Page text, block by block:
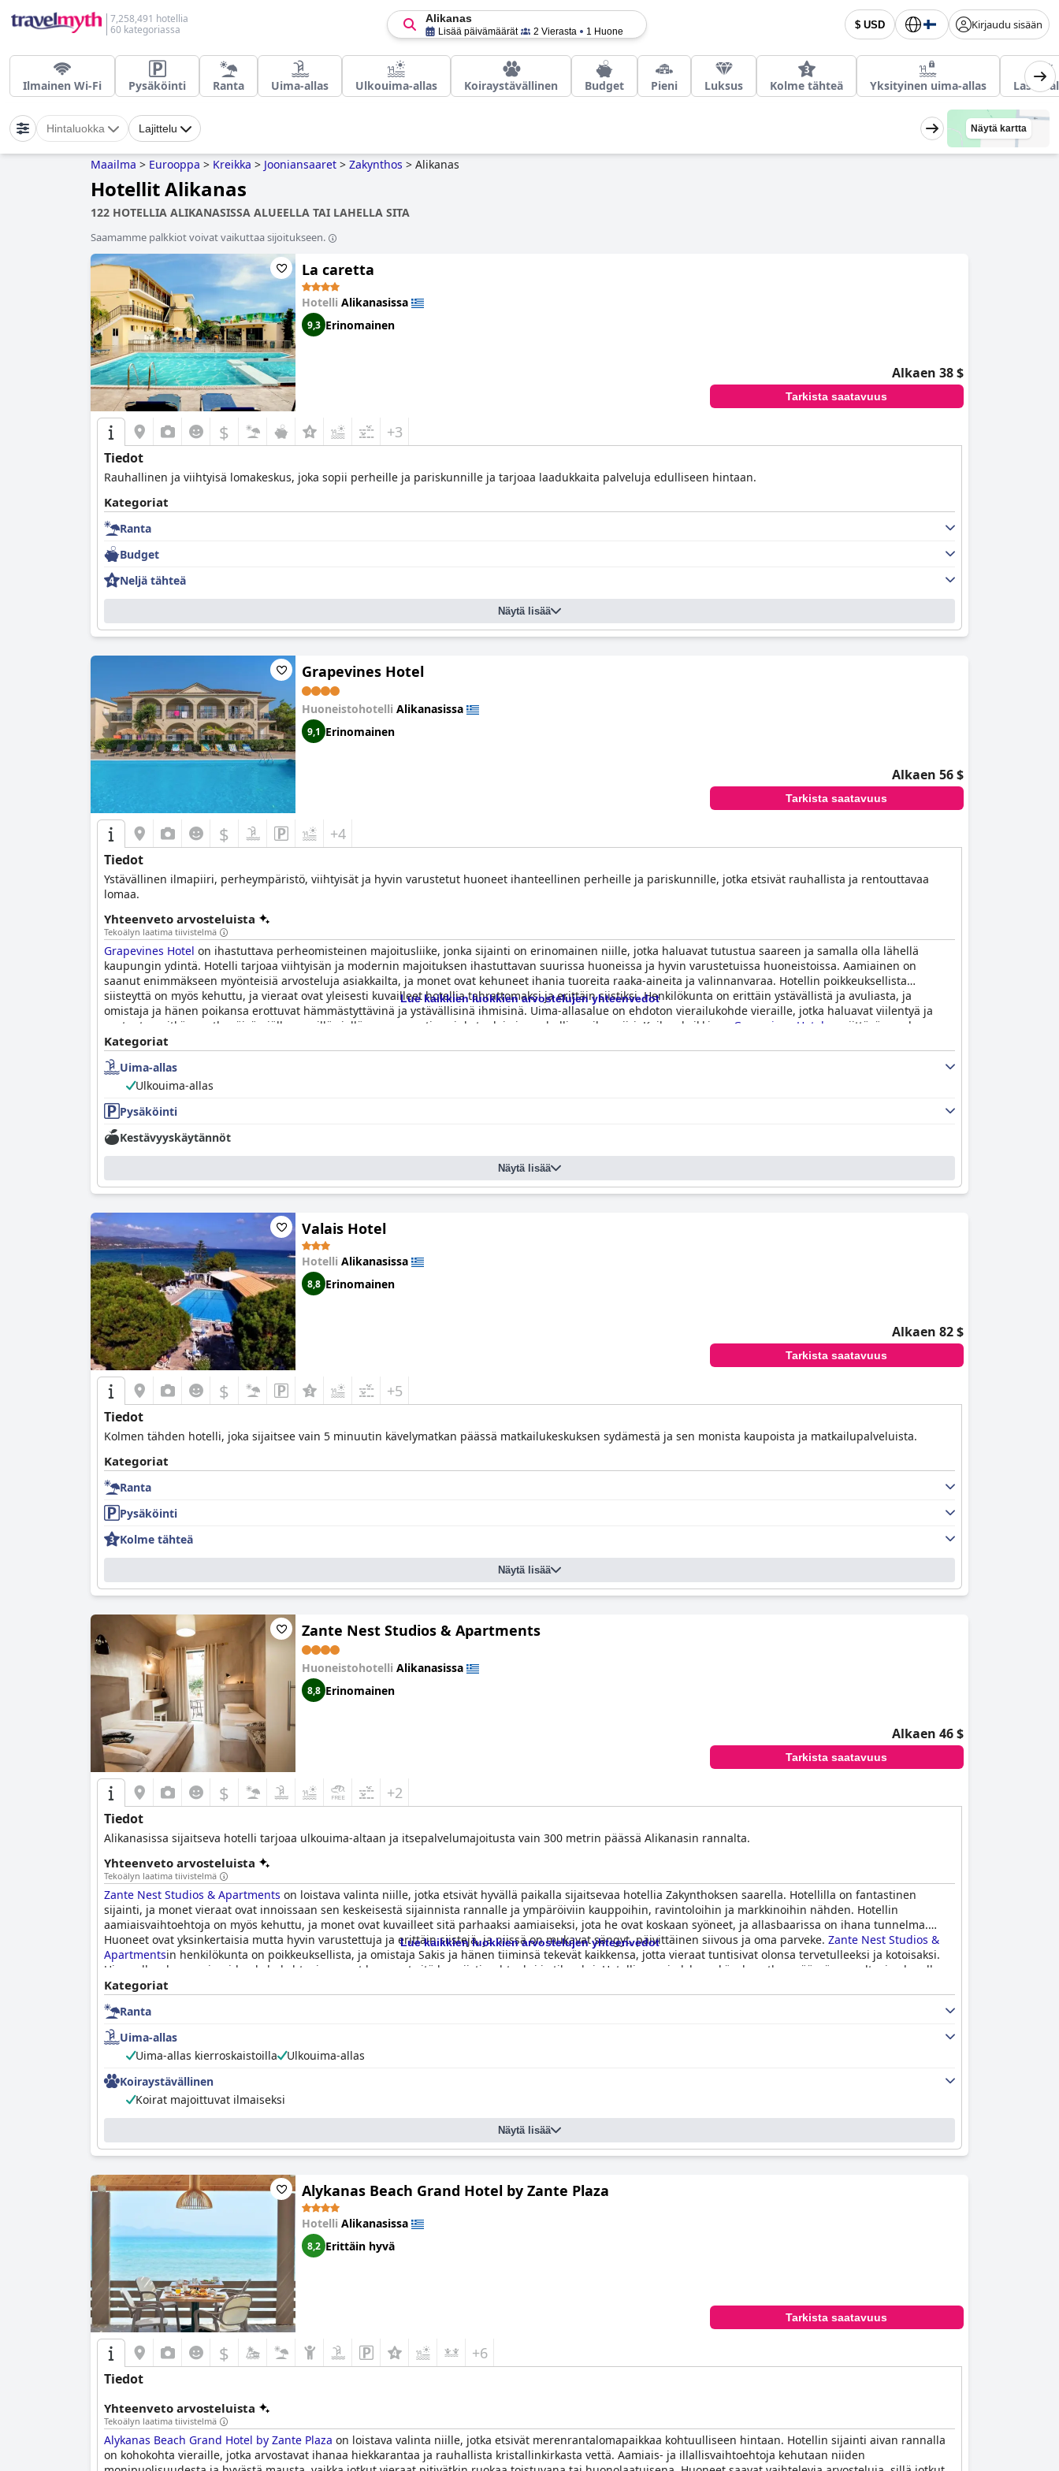
7,258,491 hotellia
60 kategoriassa
$ USD Kirjaudu sisään
Alikanas
Lisää päivämäärät 2 Vierasta 1 Huone
Ilmainen Wi-Fi Pysäköinti Ranta Uima-allas Ulkouima-allas Koiraystävällinen Budget Pieni Luksus Kolme tähteä Yksityinen uima-allas
Hintaluokka Lajittelu Näytä kartta
Maailma > Eurooppa > Kreikka > Jooniansaaret > Zakynthos > Alikanas
Hotellit Alikanas
122 HOTELLIA ALIKANASISSA ALUEELLA TAI LAHELLA SITA
Saamamme palkkiot voivat vaikuttaa sijoitukseen.
La caretta
Hotelli Alikanasissa
9,3 Erinomainen
Alkaen 38 $
Tarkista saatavuus
$ +3
Tiedot
Rauhallinen ja viihtyisä lomakeskus, joka sopii perheille ja pariskunnille ja tarjoaa laadukkaita palveluja edulliseen hintaan.
Kategoriat
Ranta
Budget
Neljä tähteä
Näytä lisää
Grapevines Hotel
Huoneistohotelli Alikanasissa
9,1 Erinomainen
Alkaen 56 $
Tarkista saatavuus
$ +4
Tiedot
Ystävällinen ilmapiiri, perheympäristö, viihtyisät ja hyvin varustetut huoneet ihanteellinen perheille ja pariskunnille, jotka etsivät rauhallista ja rentouttavaa
lomaa.
Yhteenveto arvosteluista
Tekoälyn laatima tiivistelmä
Grapevines Hotel on ihastuttava perheomisteinen majoitusliike, jonka sijainti on erinomainen niille, jotka haluavat tutustua saareen ja samalla olla lähellä
kaupungin ydintä. Hotelli tarjoaa viihtyisän ja modernin majoituksen ihastuttavan suurissa huoneissa ja hyvin varustetuissa huoneistoissa. Aamiainen on
saanut enimmäkseen myönteisiä arvosteluja asiakkailta, ja monet ovat kehuneet ihania tuoreita raaka-aineita ja valinnanvaraa. Hotellin poikkeuksellista
siisteyttä on myös kehuttu, ja vieraat ovat yleisesti kuvailleet hotellia tahrattomaksi ja erittäin siistiksi. Henkilökunta on erittäin ystävällistä ja avuliasta, ja
omistaja ja hänen poikansa erottuvat hämmästyttävinä ja ystävällisinä ihmisinä. Uima-allasalue on ehdoton vierailukohde vieraille, jotka haluavat viilentyä ja
rentoutua pitkän matkapäivän jälkeen, sillä siellä on runsaasti aurinkotuoleja ja rauhallinen ilmapiiri. Kaiken kaikkiaan
Grapevines Hotel on riittävän mukava
hotelli lyhytaikaista oleskelua varten kohtuullisilla hinnoilla ja mukavuuksilla, kuten uima-altaalla ja minikeittiöillä.
Lue kaikkien luokkien arvostelujen yhteenvedot
Kategoriat
Uima-allas
Ulkouima-allas
Pysäköinti
Kestävyyskäytännöt
Näytä lisää
Valais Hotel
Hotelli Alikanasissa
8,8 Erinomainen
Alkaen 82 $
Tarkista saatavuus
$ +5
Tiedot
Kolmen tähden hotelli, joka sijaitsee vain 5 minuutin kävelymatkan päässä matkailukeskuksen sydämestä ja sen monista kaupoista ja matkailupalveluista.
Kategoriat
Ranta
Pysäköinti
Kolme tähteä
Näytä lisää
Zante Nest Studios & Apartments
Huoneistohotelli Alikanasissa
8,8 Erinomainen
Alkaen 46 $
Tarkista saatavuus
$ +2
Tiedot
Alikanasissa sijaitseva hotelli tarjoaa ulkouima-altaan ja itsepalvelumajoitusta vain 300 metrin päässä Alikanasin rannalta.
Yhteenveto arvosteluista
Tekoälyn laatima tiivistelmä
Zante Nest Studios & Apartments on loistava valinta niille, jotka etsivät hyvällä paikalla sijaitsevaa hotellia Zakynthoksen saarella. Hotellilla on fantastinen
sijainti, ja monet vieraat ovat innoissaan sen keskeisestä sijainnista rannalle ja ympäröiviin kauppoihin, ravintoloihin ja markkinoihin nähden. Hotellin
aamiaisvaihtoehtoja on myös kehuttu, ja monet ovat kuvailleet sitä parhaaksi aamiaiseksi, jota he ovat koskaan syöneet, ja allasbaarissa on ihana tunnelma.
Huoneet ovat yksinkertaisia mutta hyvin varustettuja ja erittäin siistejä, ja niissä on mukavat sängyt, päivittäinen siivous ja oma parveke. Zante Nest Studios &
Apartmentsin henkilökunta on poikkeuksellista, ja omistaja Sakis ja hänen tiiminsä tekevät kaikkensa, jotta vieraat tuntisivat olonsa tervetulleeksi ja kotoisaksi.
Uima-allasalue on vieraiden kohokohta, ja monet kuvaavat sitä kauniisti puhtaaksi ja tilavaksi. Hotelli on vain lyhyen kävelymatkan päässä rannalta, ja alueella
on runsaasti baareja, ravintoloita ja kauppoja, joten on helppo käydä syömässä tai ostamassa matkamuistoja. Kaiken kaikkiaan vieraat nauttivat vierailustaan ja
arvostivat läheisten kauniiden rantojen läheisyyttä.
Lue kaikkien luokkien arvostelujen yhteenvedot
Kategoriat
Ranta
Uima-allas
Uima-allas kierroskaistoilla
Ulkouima-allas
Koiraystävällinen
Koirat majoittuvat ilmaiseksi
Näytä lisää
Alykanas Beach Grand Hotel by Zante Plaza
Hotelli Alikanasissa
8,2 Erittäin hyvä
Tarkista saatavuus
$ +6
Tiedot
Yhteenveto arvosteluista
Tekoälyn laatima tiivistelmä
Alykanas Beach Grand Hotel by Zante Plaza on loistava valinta niille, jotka etsivät merenrantalomapaikkaa kohtuulliseen hintaan. Hotellin sijainti aivan rannalla
on kohokohta vieraille, jotka arvostavat ihanaa hiekkarantaa ja rauhallista kristallinkirkasta vettä. Aamiais- ja illallisvaihtoehtoja kehutaan niiden